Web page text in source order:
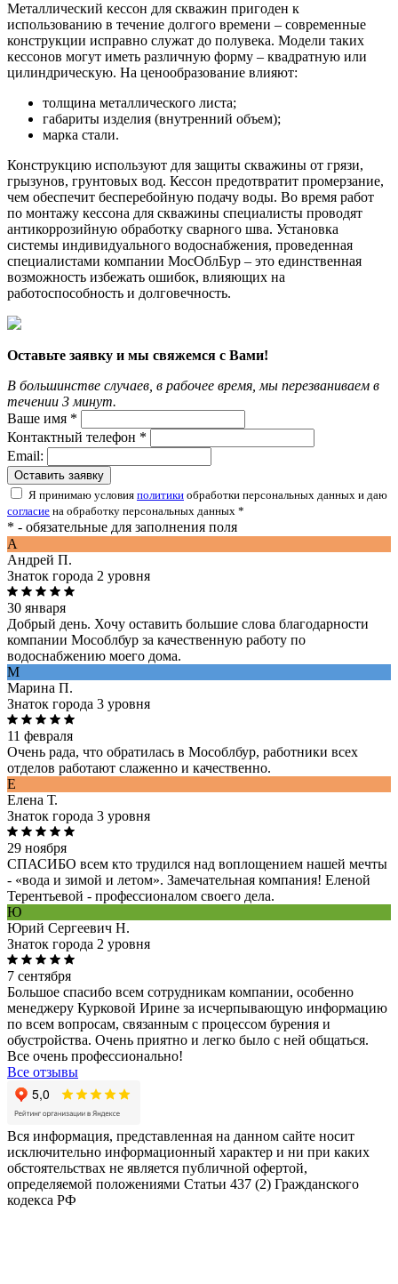
Металлический кессон для скважин пригоден к
использованию в течение долгого времени – современные
конструкции исправно служат до полувека. Модели таких
кессонов могут иметь различную форму – квадратную или
цилиндрическую. На ценообразование влияют:
толщина металлического листа;
габариты изделия (внутренний объем);
марка стали.
Конструкцию используют для защиты скважины от грязи,
грызунов, грунтовых вод. Кессон предотвратит промерзание,
чем обеспечит бесперебойную подачу воды. Во время работ
по монтажу кессона для скважины специалисты проводят
антикоррозийную обработку сварного шва. Установка
системы индивидуального водоснабжения, проведенная
специалистами компании МосОблБур – это единственная
возможность избежать ошибок, влияющих на
работоспособность и долговечность.
Оставьте заявку и мы свяжемся с Вами!
В большинстве случаев, в рабочее время, мы перезваниваем в
течении 3 минут.
Ваше имя *
Контактный телефон *
Email:
Оставить заявку
Я принимаю условия политики обработки персональных данных и даю
согласие на обработку персональных данных *
* - обязательные для заполнения поля
A
Андрей П.
Знаток города 2 уровня
30 января
Добрый день. Хочу оставить большие слова благодарности
компании Мособлбур за качественную работу по
водоснабжению моего дома.
М
Марина П.
Знаток города 3 уровня
11 февраля
Очень рада, что обратилась в Мособлбур, работники всех
отделов работают слаженно и качественно.
Е
Елена Т.
Знаток города 3 уровня
29 ноября
СПАСИБО всем кто трудился над воплощением нашей мечты
- «вода и зимой и летом». Замечательная компания! Еленой
Терентьевой - профессионалом своего дела.
Ю
Юрий Сергеевич Н.
Знаток города 2 уровня
7 сентября
Большое спасибо всем сотрудникам компании, особенно
менеджеру Курковой Ирине за исчерпывающую информацию
по всем вопросам, связанным с процессом бурения и
обустройства. Очень приятно и легко было с ней общаться.
Все очень профессионально!
Все отзывы
Вся информация, представленная на данном сайте носит
исключительно информационный характер и ни при каких
обстоятельствах не является публичной офертой,
определяемой положениями Статьи 437 (2) Гражданского
кодекса РФ